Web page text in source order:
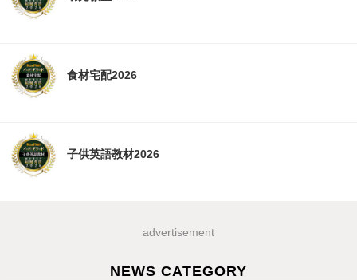
食材宅配2026
子供英語教材2026
advertisement
NEWS CATEGORY